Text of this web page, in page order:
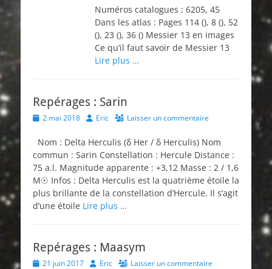
Numéros catalogues : 6205, 45
Dans les atlas : Pages 114 (), 8 (), 52
(), 23 (), 36 () Messier 13 en images
Ce qu’il faut savoir de Messier 13
Lire plus …
Repérages : Sarin
Posted
2 mai 2018 Author
Eric Laisser un commentaire
Nom : Delta Herculis (δ Her / δ Herculis) Nom
commun : Sarin Constellation : Hercule Distance :
75 a.l. Magnitude apparente : +3,12 Masse : 2 / 1,6
M☉ Infos : Delta Herculis est la quatrième étoile la
plus brillante de la constellation d’Hercule. Il s’agit
d’une étoile Lire plus …
Repérages : Maasym
Posted21 juin 2017 Author
Eric Laisser un commentaire